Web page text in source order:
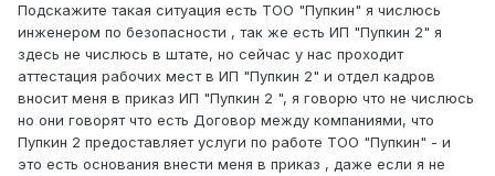
Подскажите такая ситуация есть ТОО "Пупкин" я числюсь
инженером по безопасности , так же есть ИП "Пупкин 2" я
здесь не числюсь в штате, но сейчас у нас проходит
аттестация рабочих мест в ИП "Пупкин 2" и отдел кадров
вносит меня в приказ ИП "Пупкин 2 ", я говорю что не числюсь
но они говорят что есть Договор между компаниями, что
Пупкин 2 предоставляет услуги по работе ТОО "Пупкин" - и
это есть основания внести меня в приказ , даже если я не